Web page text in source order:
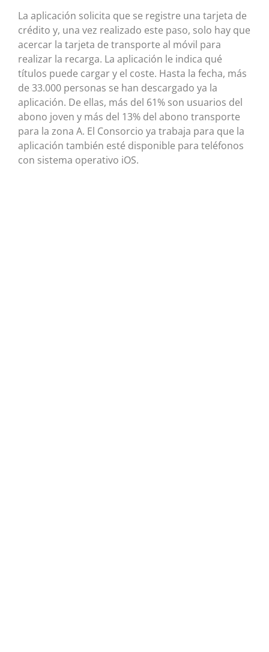
La aplicación solicita que se registre una tarjeta de
crédito y, una vez realizado este paso, solo hay que
acercar la tarjeta de transporte al móvil para
realizar la recarga. La aplicación le indica qué
títulos puede cargar y el coste. Hasta la fecha, más
de 33.000 personas se han descargado ya la
aplicación. De ellas, más del 61% son usuarios del
abono joven y más del 13% del abono transporte
para la zona A. El Consorcio ya trabaja para que la
aplicación también esté disponible para teléfonos
con sistema operativo iOS.